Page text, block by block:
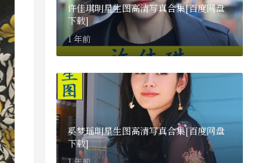
许佳琪明星生图高清写真合集[百度网盘
下载]
1 年前
奚梦瑶明星生图高清写真合集[百度网盘
下载]